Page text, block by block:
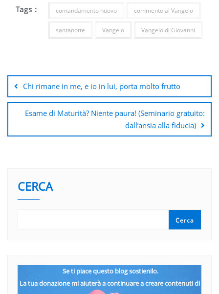
Tags : comandamento nuovo commento al Vangelo
santanotte Vangelo Vangelo di Giovanni
articoli
Chi rimane in me, e io in lui, porta molto frutto
Esame di Maturità? Niente paura! (Seminario gratuito:
dall’ansia alla fiducia)
CERCA
Cerca
Se ti piace questo blog sostienilo.
La tua donazione mi aiuterà a continuare a creare contenuti di